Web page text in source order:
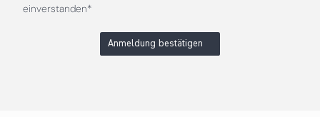
einverstanden*
Anmeldung bestätigen